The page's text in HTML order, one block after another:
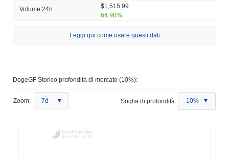
Volume 24h
$1,515.99
64.90%
Leggi qui come usare questi dati
DogeGF Storico profondità di mercato (10%):
Zoom: 7d Soglia di profondità: 10%